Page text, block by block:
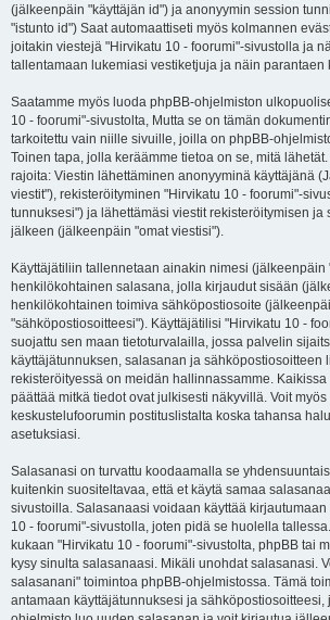
(jälkeenpäin "käyttäjän id") ja anonyymin session
"istunto id") Saat automaattiseti myös kolmannen
joitakin viestejä "Hirvikatu 10 - foorumi"-sivustolla ja
tallentamaan lukemiasi vestiketjuja ja näin parantaen
Saatamme myös luoda phpBB-ohjelmiston
10 - foorumi"-sivustolta, Mutta se on tämän
tarkoitettu vain niille sivuille, joilla on phpBB-
Toinen tapa, jolla keräämme tietoa on se, mitä
rajoita: Viestin lähettäminen anonyyminä käyttäjänä
viestit"), rekisteröityminen "Hirvikatu 10 - foorumi"-
tunnuksesi") ja lähettämäsi viestit rekisteröitymisen ja
jälkeen (jälkeenpäin "omat viestisi").
Käyttäjätiliin tallennetaan ainakin nimesi (jälkeenpäin
henkilökohtainen salasana, jolla kirjaudut sisään
henkilökohtainen toimiva sähköpostiosoite
"sähköpostiosoitteesi"). Käyttäjätilisi "Hirvikatu 10 -
suojattu sen maan tietoturvalailla, jossa palvelin
käyttäjätunnuksen, salasanan ja sähköpostiosoitteen
rekisteröityessä on meidän hallinnassamme. Kaikissa
päättää mitkä tiedot ovat julkisesti näkyvillä. Voit
keskustelufoorumin postituslistalta koska tahansa
asetuksiasi.
Salasanasi on turvattu koodaamalla se
kuitenkin suositeltavaa, että et käytä samaa
sivustoilla. Salasanaasi voidaan käyttää
10 - foorumi"-sivustolla, joten pidä se huolella
kukaan "Hirvikatu 10 - foorumi"-sivustolta, phpBB tai
kysy sinulta salasanaasi. Mikäli unohdat salasanasi.
salasanani" toimintoa phpBB-ohjelmistossa. Tämä
antamaan käyttäjätunnuksesi ja